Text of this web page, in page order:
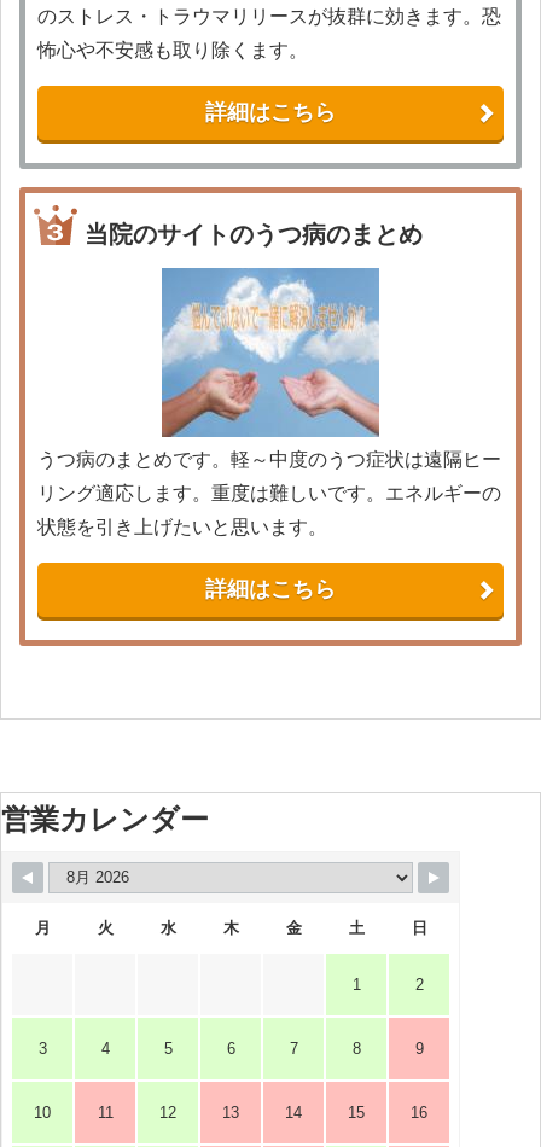
のストレス・トラウマリリースが抜群に効きます。恐
怖心や不安感も取り除くます。
詳細はこちら
当院のサイトのうつ病のまとめ
うつ病のまとめです。軽～中度のうつ症状は遠隔ヒー
リング適応します。重度は難しいです。エネルギーの
状態を引き上げたいと思います。
詳細はこちら
営業カレンダー
月 火 水 木 金 土 日
1 2
3 4 5 6 7 8 9
10 11 12 13 14 15 16